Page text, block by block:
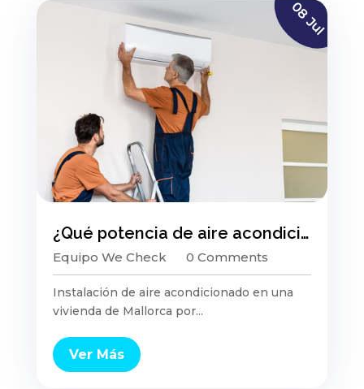
¿Qué potencia de aire acondicionado necesito según los metros de mi casa en Mallorca? Guía completa 2026
Equipo We Check
08 Jul
0 Comments
Instalación de aire acondicionado en una
vivienda de Mallorca por...
Ver Más